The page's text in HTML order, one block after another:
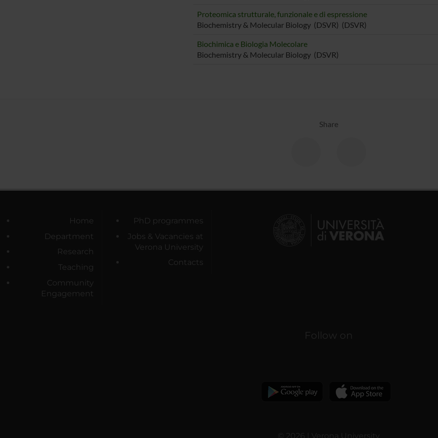
Proteomica strutturale, funzionale e di espressione
Biochemistry & Molecular Biology (DSVR) (DSVR)
Biochimica e Biologia Molecolare
Biochemistry & Molecular Biology (DSVR)
Share
Home
Department
Research
Teaching
Community
Engagement
PhD programmes
Jobs & Vacancies at
Verona University
Contacts
Follow on
© 2026 | Verona University